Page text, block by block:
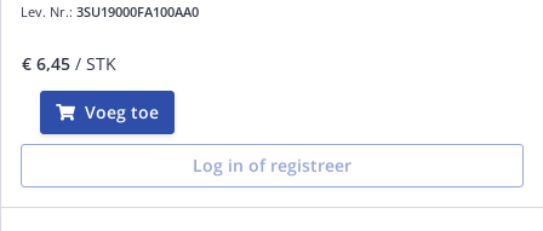
Lev. Nr.: 3SU19000FA100AA0
€ 6,45 / STK
Voeg toe
Log in of registreer